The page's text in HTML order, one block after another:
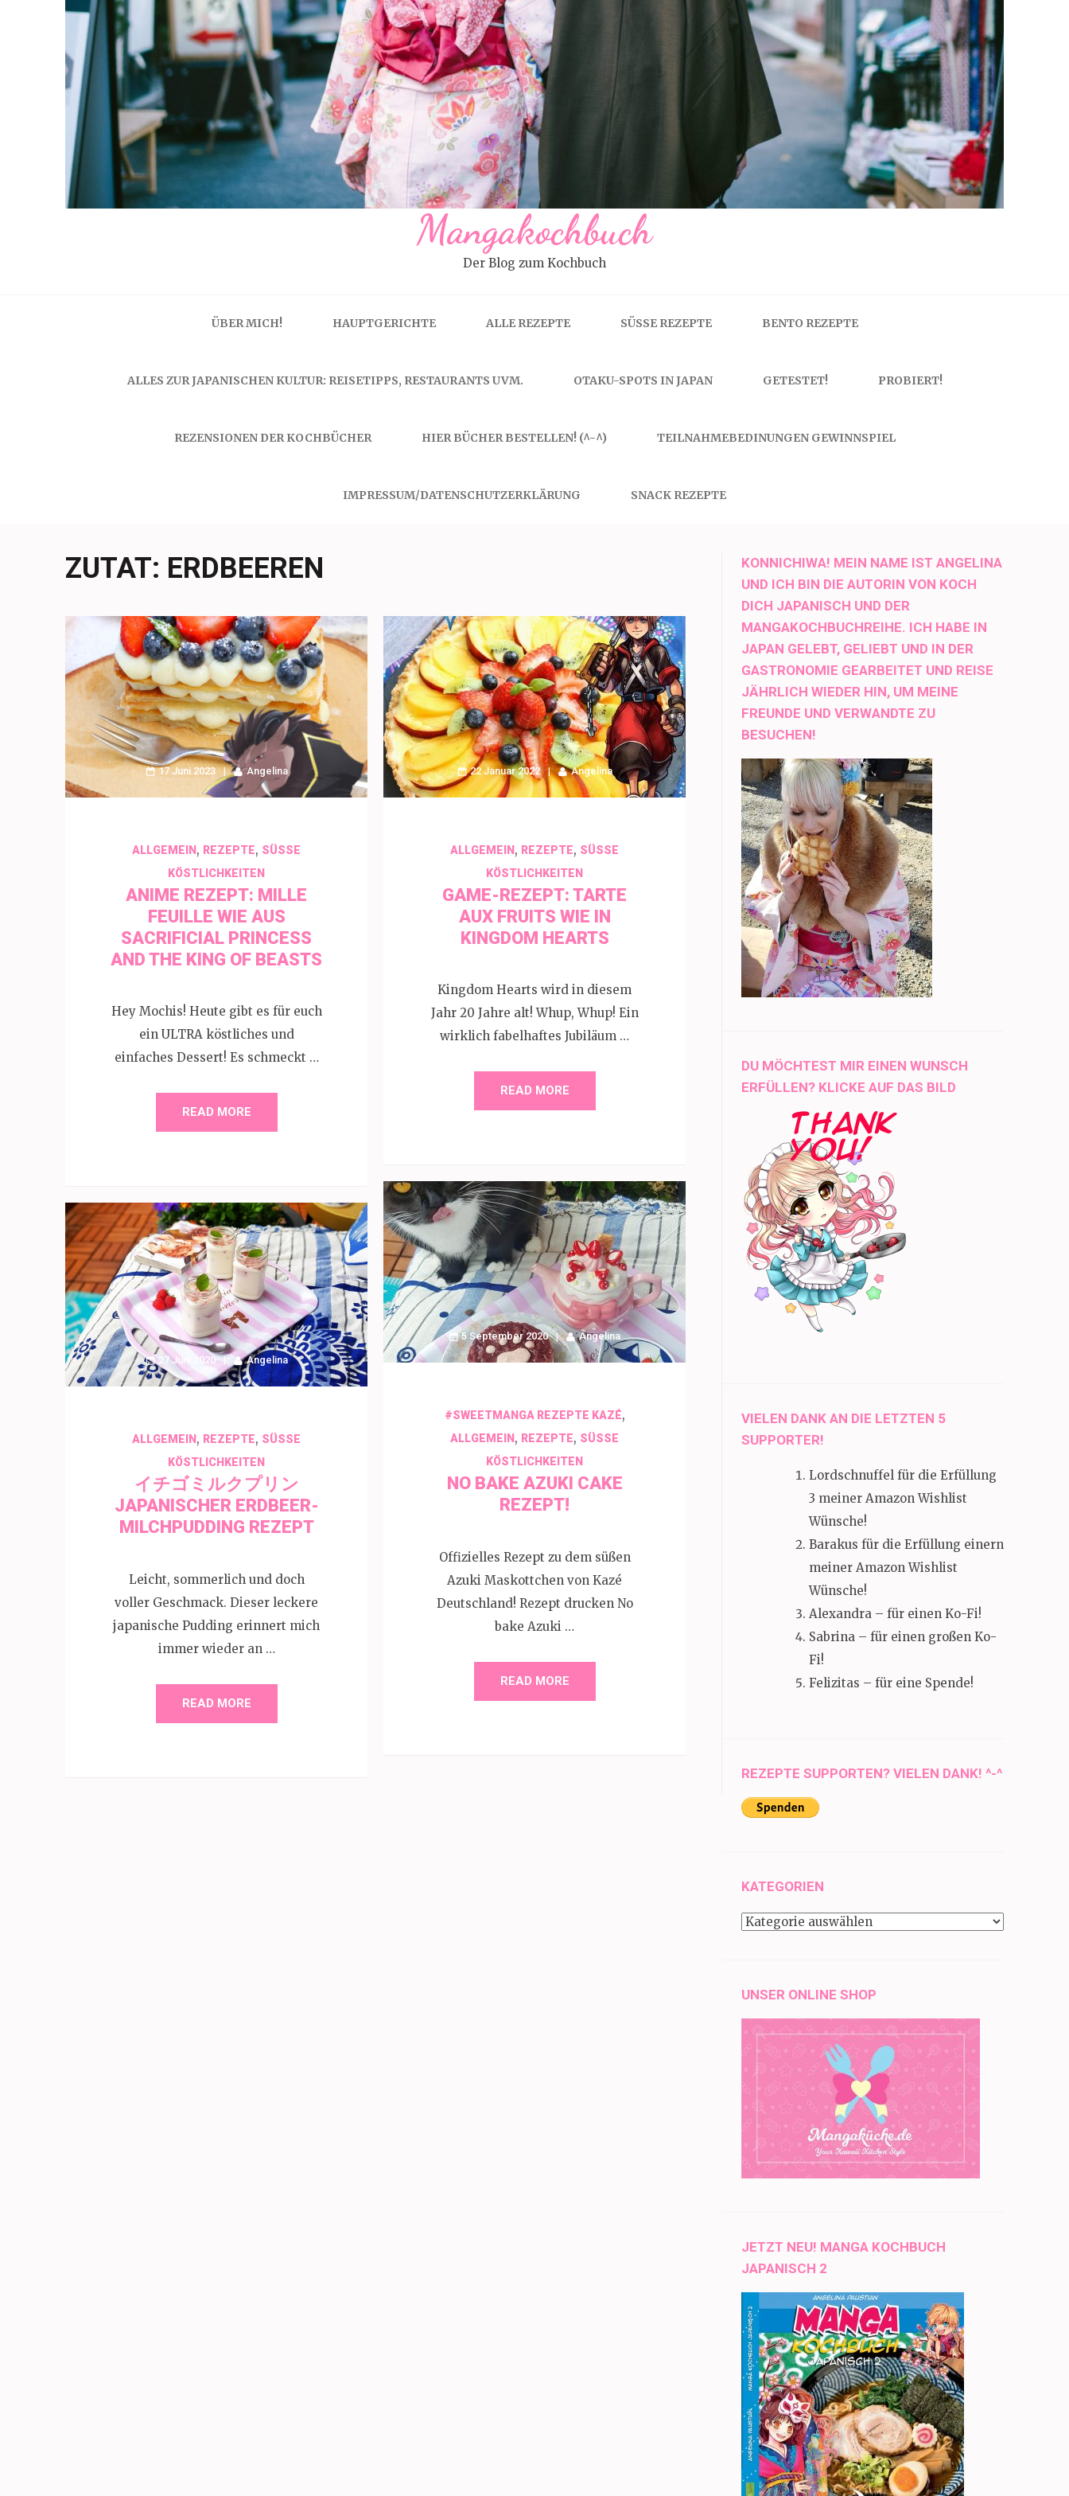
Mangakochbuch
Der Blog zum Kochbuch
ÜBER MICH! HAUPTGERICHTE ALLE REZEPTE SÜSSE REZEPTE BENTO REZEPTE
ALLES ZUR JAPANISCHEN KULTUR: REISETIPPS, RESTAURANTS UVM. OTAKU-SPOTS IN JAPAN GETESTET! PROBIERT!
REZENSIONEN DER KOCHBÜCHER HIER BÜCHER BESTELLEN! (^-^) TEILNAHMEBEDINUNGEN GEWINNSPIEL
IMPRESSUM/DATENSCHUTZERKLÄRUNG SNACK REZEPTE
ZUTAT: ERDBEEREN
17 Juni 2023 Angelina
ALLGEMEIN , REZEPTE, SÜSSE K
ÖSTLICHKEITEN
ANIME REZEPT: MILLE
FEUILLE WIE AUS
SACRIFICIAL PRINCESS
AND THE KING OF BEASTS
Hey Mochis! Heute gibt es für euch
ein ULTRA köstliches und
einfaches Dessert! Es schmeckt …
READ MORE
22 Januar 2022 Angelina
ALLGEMEIN , REZEPTE, SÜSSE K
ÖSTLICHKEITEN
GAME-REZEPT: TARTE
AUX FRUITS WIE IN
KINGDOM HEARTS
Kingdom Hearts wird in diesem
Jahr 20 Jahre alt! Whup, Whup! Ein
wirklich fabelhaftes Jubiläum …
READ MORE
5 September 2020 Angelina
#SWEETMANGA REZEPTE KAZÉ,
ALLGEMEIN , REZEPTE, SÜSSE K
ÖSTLICHKEITEN
NO BAKE AZUKI CAKE
REZEPT!
Offizielles Rezept zu dem süßen
Azuki Maskottchen von Kazé
Deutschland! Rezept drucken No
bake Azuki …
READ MORE
27 Juni 2020 Angelina
ALLGEMEIN , REZEPTE, SÜSSE K
ÖSTLICHKEITEN
イチゴミルクプリン
JAPANISCHER ERDBEER-
MILCHPUDDING REZEPT
Leicht, sommerlich und doch
voller Geschmack. Dieser leckere
japanische Pudding erinnert mich
immer wieder an …
READ MORE
KONNICHIWA! MEIN NAME IST ANGELINA
UND ICH BIN DIE AUTORIN VON KOCH
DICH JAPANISCH UND DER
MANGAKOCHBUCHREIHE. ICH HABE IN
JAPAN GELEBT, GELIEBT UND IN DER
GASTRONOMIE GEARBEITET UND REISE
JÄHRLICH WIEDER HIN, UM MEINE
FREUNDE UND VERWANDTE ZU
BESUCHEN!
DU MÖCHTEST MIR EINEN WUNSCH
ERFÜLLEN? KLICKE AUF DAS BILD
VIELEN DANK AN DIE LETZTEN 5
SUPPORTER!
Lordschnuffel für die Erfüllung
3 meiner Amazon Wishlist
Wünsche!
Barakus für die Erfüllung einern
meiner Amazon Wishlist
Wünsche!
Alexandra – für einen Ko-Fi!
Sabrina – für einen großen Ko-
Fi!
Felizitas – für eine Spende!
REZEPTE SUPPORTEN? VIELEN DANK! ^-^
KATEGORIEN
Kategorien
UNSER ONLINE SHOP
JETZT NEU! MANGA KOCHBUCH
JAPANISCH 2